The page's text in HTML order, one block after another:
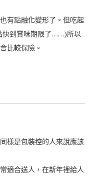
有點融化變形了。但吃起
快到賞味期限了……)所以
比較保險。
樣是包裝控的人來說應該
適合送人，在新年裡給人